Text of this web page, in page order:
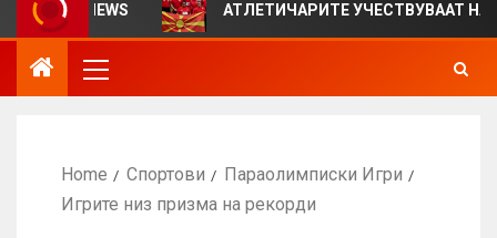
VIEWS АТЛЕТИЧАРИТЕ УЧЕСТВУВААТ НА
Home Спортови
Параолимписки Игри
Игрите низ призма на рекорди